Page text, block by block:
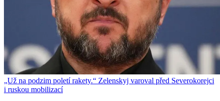
„Už na podzim poletí rakety.“ Zelenskyj varoval před Severokorejci
i ruskou mobilizací